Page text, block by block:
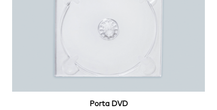
Porta DVD